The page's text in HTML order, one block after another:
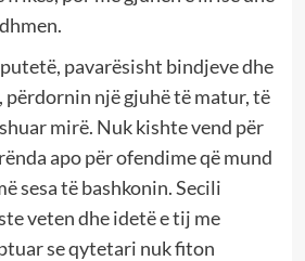
pavarësisht bindjeve dhe
një gjuhë të matur, të
mirë. Nuk kishte vend për
apo për ofendime që mund
sesa të bashkonin. Secili
veten dhe idetë e tij me
se qytetari nuk fiton